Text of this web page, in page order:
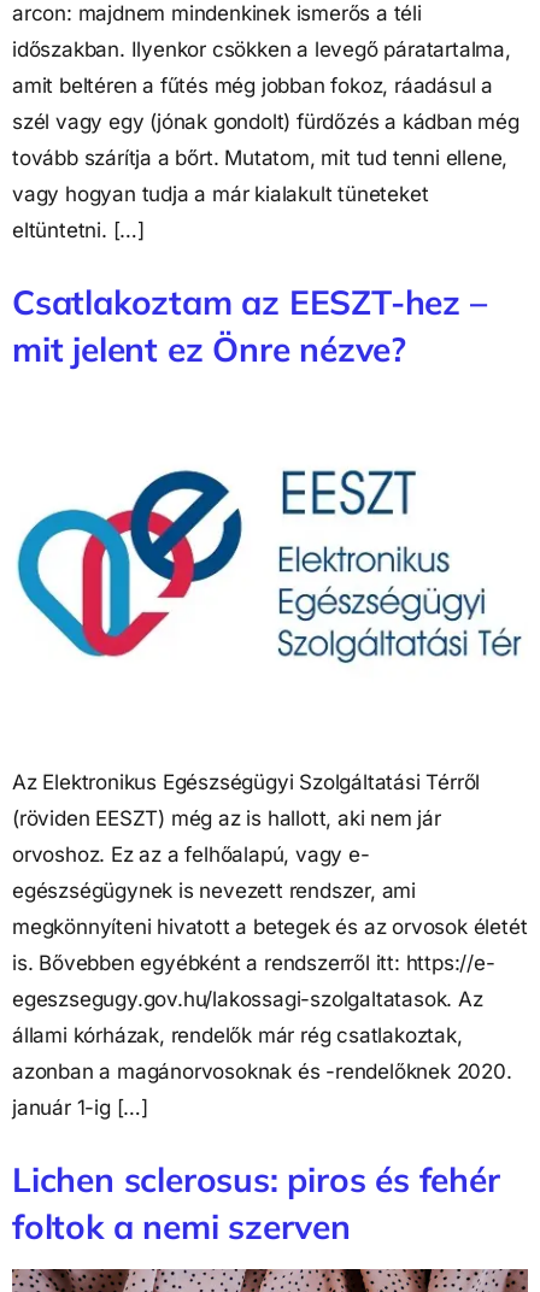
arcon: majdnem mindenkinek ismerős a téli
időszakban. Ilyenkor csökken a levegő páratartalma,
amit beltéren a fűtés még jobban fokoz, ráadásul a
szél vagy egy (jónak gondolt) fürdőzés a kádban még
tovább szárítja a bőrt. Mutatom, mit tud tenni ellene,
vagy hogyan tudja a már kialakult tüneteket
eltüntetni. […]
Csatlakoztam az EESZT-hez –
mit jelent ez Önre nézve?
Az Elektronikus Egészségügyi Szolgáltatási Térről
(röviden EESZT) még az is hallott, aki nem jár
orvoshoz. Ez az a felhőalapú, vagy e-
egészségügynek is nevezett rendszer, ami
megkönnyíteni hivatott a betegek és az orvosok életét
is. Bővebben egyébként a rendszerről itt: https://e-
egeszsegugy.gov.hu/lakossagi-szolgaltatasok. Az
állami kórházak, rendelők már rég csatlakoztak,
azonban a magánorvosoknak és -rendelőknek 2020.
január 1-ig […]
Lichen sclerosus: piros és fehér
foltok a nemi szerven